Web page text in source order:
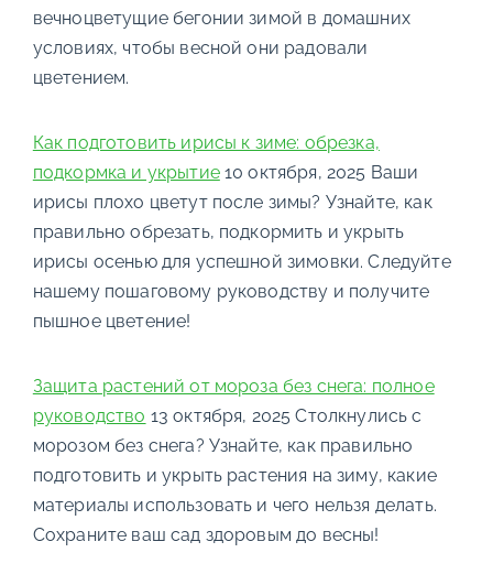
вечноцветущие бегонии зимой в домашних
условиях, чтобы весной они радовали
цветением.
Как подготовить ирисы к зиме: обрезка,
подкормка и укрытие10 октября, 2025 Ваши
ирисы плохо цветут после зимы? Узнайте, как
правильно обрезать, подкормить и укрыть
ирисы осенью для успешной зимовки. Следуйте
нашему пошаговому руководству и получите
пышное цветение!
Защита растений от мороза без снега: полное
руководство 13 октября, 2025 Столкнулись с
морозом без снега? Узнайте, как правильно
подготовить и укрыть растения на зиму, какие
материалы использовать и чего нельзя делать.
Сохраните ваш сад здоровым до весны!